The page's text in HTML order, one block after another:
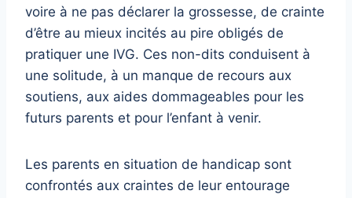
voire à ne pas déclarer la grossesse, de crainte
d’être au mieux incités au pire obligés de
pratiquer une IVG. Ces non-dits conduisent à
une solitude, à un manque de recours aux
soutiens, aux aides dommageables pour les
futurs parents et pour l’enfant à venir.
Les parents en situation de handicap sont
confrontés aux craintes de leur entourage